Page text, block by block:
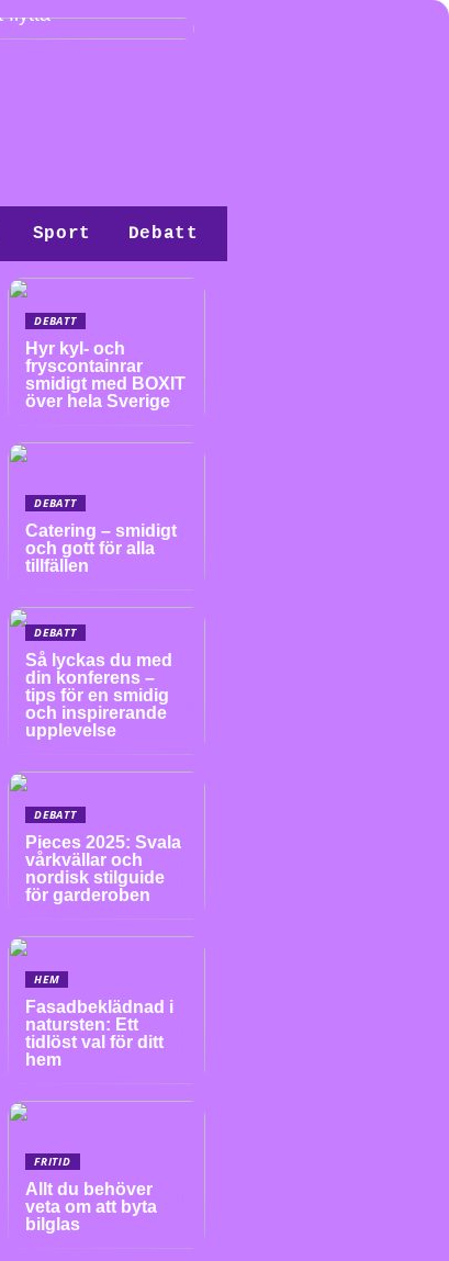
flytta
Sport Debatt
DEBATT
Hyr kyl- och
fryscontainrar
smidigt med BOXIT
över hela Sverige
DEBATT
Catering – smidigt
och gott för alla
tillfällen
DEBATT
Så lyckas du med
din konferens –
tips för en smidig
och inspirerande
upplevelse
DEBATT
Pieces 2025: Svala
vårkvällar och
nordisk stilguide
för garderoben
HEM
Fasadbeklädnad i
natursten: Ett
tidlöst val för ditt
hem
FRITID
Allt du behöver
veta om att byta
bilglas